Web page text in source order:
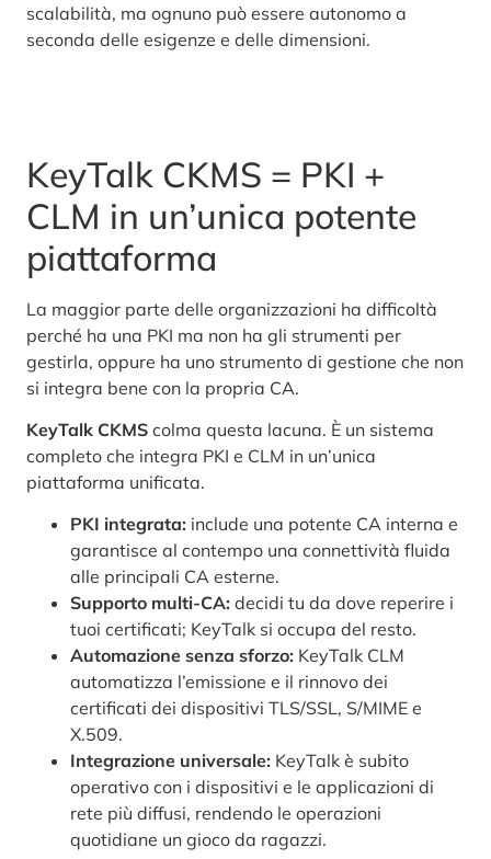
scalabilità, ma ognuno può essere autonomo a
seconda delle esigenze e delle dimensioni.
KeyTalk CKMS = PKI +
CLM in un’unica potente
piattaforma
La maggior parte delle organizzazioni ha difficoltà
perché ha una PKI ma non ha gli strumenti per
gestirla, oppure ha uno strumento di gestione che non
si integra bene con la propria CA.
KeyTalk CKMS colma questa lacuna. È un sistema
completo che integra PKI e CLM in un’unica
piattaforma unificata.
PKI integrata: include una potente CA interna e
garantisce al contempo una connettività fluida
alle principali CA esterne.
Supporto multi-CA: decidi tu da dove reperire i
tuoi certificati; KeyTalk si occupa del resto.
Automazione senza sforzo: KeyTalk CLM
automatizza l’emissione e il rinnovo dei
certificati dei dispositivi TLS/SSL, S/MIME e
X.509.
Integrazione universale: KeyTalk è subito
operativo con i dispositivi e le applicazioni di
rete più diffusi, rendendo le operazioni
quotidiane un gioco da ragazzi.